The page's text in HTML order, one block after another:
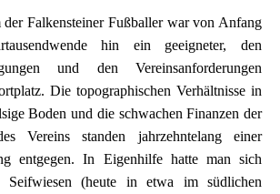
Falkensteiner Fußballer war von Anfang
hin ein geeigneter, den
und den Vereinsanforderungen
Die topographischen Verhältnisse in
Boden und die schwachen Finanzen der
Vereins standen jahrzehntelang einer
entgegen. In Eigenhilfe hatte man sich
Seifwiesen (heute in etwa im südlichen